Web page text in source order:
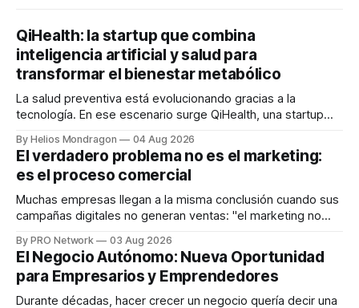
QiHealth: la startup que combina
inteligencia artificial y salud para
transformar el bienestar metabólico
La salud preventiva está evolucionando gracias a la
tecnología. En ese escenario surge QiHealth, una startup
dispositivos inteligentes, inteligencia artificial y monitoreo
en tiempo real para ayudar a las personas a tomar mejores
decisiones sobre su salud metabólica. Su propuesta busca
responder
By Helios Mondragon 04 Aug 2026
El verdadero problema no es el marketing:
es el proceso comercial
Muchas empresas llegan a la misma conclusión cuando sus
campañas digitales no generan ventas: "el marketing no
INTERIUS, el problema suele estar en otro lugar. Durante
una entrevista para el podcast SER PRO, el especialista en
marketing digital explicó que
By PRO Network 03 Aug 2026
El Negocio Autónomo: Nueva Oportunidad
para Empresarios y Emprendedores
Durante décadas, hacer crecer un negocio quería decir una